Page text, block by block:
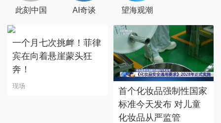
此刻中国 AI奇谈 望海观潮
一个月七次挑衅！菲律
宾在向着悬崖蒙头狂
奔！
现场
首个化妆品强制性国家
标准今天发布 对儿童
化妆品从严监管